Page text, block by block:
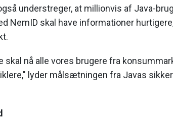
understreger, at millionvis af Java-
NemID skal have informationer
skal nå alle vores brugere fra
lyder målsætningen fra Javas